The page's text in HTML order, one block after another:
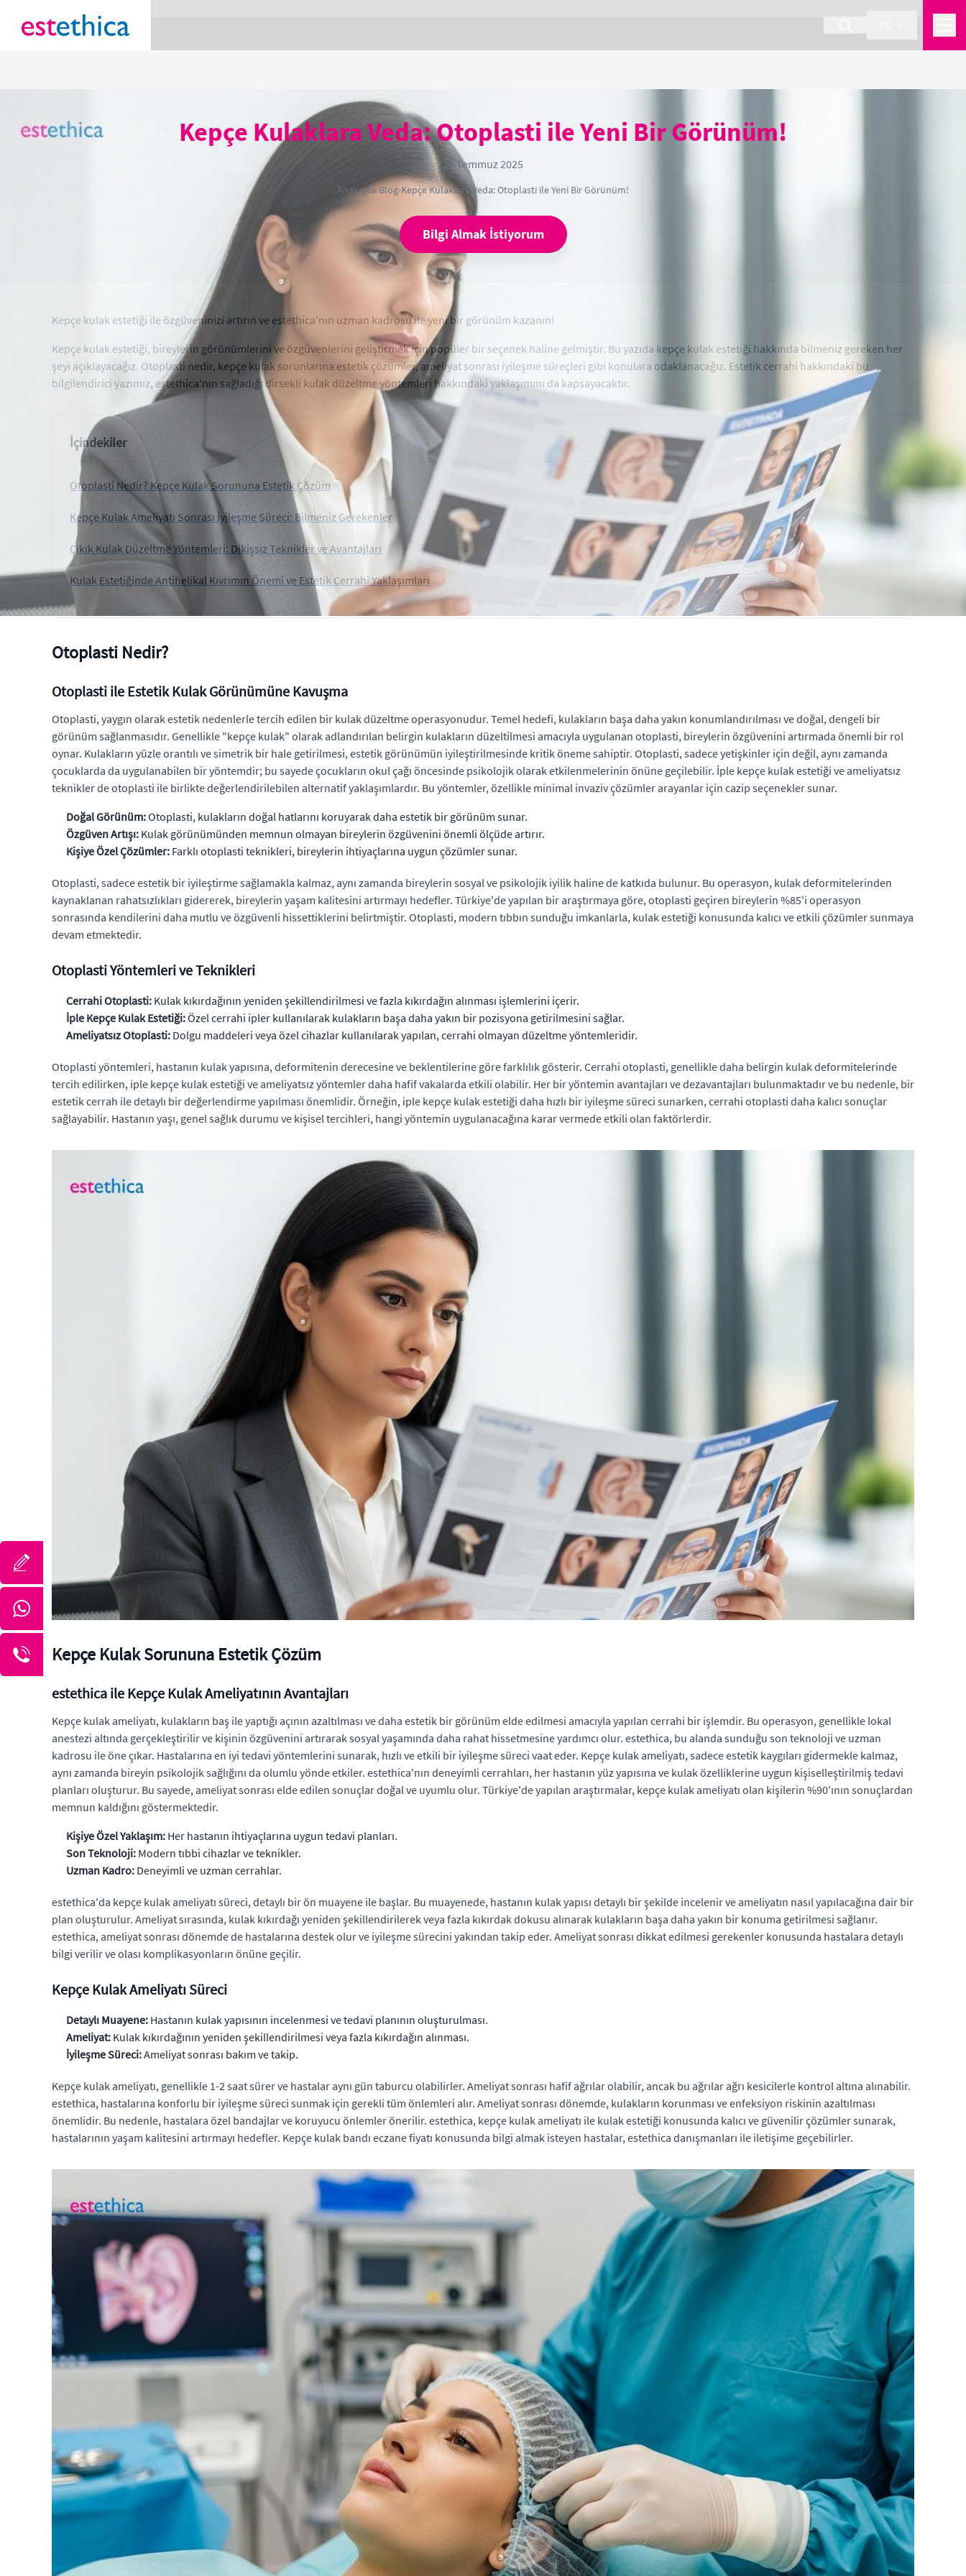
Kepçe Kulaklara Veda: Otoplasti ile Yeni Bir Görünüm!
29 Temmuz 2025
Anasayfa›Blog›Kepçe Kulaklara Veda: Otoplasti ile Yeni Bir Görünüm!
Bilgi Almak İstiyorum
Kepçe kulak estetiği ile özgüveninizi artırın ve estethica'nın uzman kadrosu ile yeni bir görünüm kazanın!
Kepçe kulak estetiği, bireylerin görünümlerini ve özgüvenlerini geliştirmek için popüler bir seçenek haline gelmiştir. Bu yazıda kepçe kulak estetiği hakkında bilmeniz gereken her
şeyi açıklayacağız. Otoplasti nedir, kepçe kulak sorunlarına estetik çözümler, ameliyat sonrası iyileşme süreçleri gibi konulara odaklanacağız. Estetik cerrahi hakkındaki bu
bilgilendirici yazımız, estethica'nın sağladığı dirsekli kulak düzeltme yöntemleri hakkındaki yaklaşımını da kapsayacaktır.
İçindekiler
Otoplasti Nedir? Kepçe Kulak Sorununa Estetik Çözüm
Kepçe Kulak Ameliyatı Sonrası İyileşme Süreci: Bilmeniz Gerekenler
Çıkık Kulak Düzeltme Yöntemleri: Dikişsiz Teknikler ve Avantajları
Kulak Estetiğinde Antihelikal Kıvrımın Önemi ve Estetik Cerrahi Yaklaşımları
Otoplasti Nedir?
Otoplasti ile Estetik Kulak Görünümüne Kavuşma
Otoplasti, yaygın olarak estetik nedenlerle tercih edilen bir kulak düzeltme operasyonudur. Temel hedefi, kulakların başa daha yakın konumlandırılması ve doğal, dengeli bir
görünüm sağlanmasıdır. Genellikle "kepçe kulak" olarak adlandırılan belirgin kulakların düzeltilmesi amacıyla uygulanan otoplasti, bireylerin özgüvenini artırmada önemli bir rol
oynar. Kulakların yüzle orantılı ve simetrik bir hale getirilmesi, estetik görünümün iyileştirilmesinde kritik öneme sahiptir. Otoplasti, sadece yetişkinler için değil, aynı zamanda
çocuklarda da uygulanabilen bir yöntemdir; bu sayede çocukların okul çağı öncesinde psikolojik olarak etkilenmelerinin önüne geçilebilir. İple kepçe kulak estetiği ve ameliyatsız
teknikler de otoplasti ile birlikte değerlendirilebilen alternatif yaklaşımlardır. Bu yöntemler, özellikle minimal invaziv çözümler arayanlar için cazip seçenekler sunar.
Doğal Görünüm:Otoplasti, kulakların doğal hatlarını koruyarak daha estetik bir görünüm sunar.
Özgüven Artışı: Kulak görünümünden memnun olmayan bireylerin özgüvenini önemli ölçüde artırır.
Kişiye Özel Çözümler: Farklı otoplasti teknikleri, bireylerin ihtiyaçlarına uygun çözümler sunar.
Otoplasti, sadece estetik bir iyileştirme sağlamakla kalmaz, aynı zamanda bireylerin sosyal ve psikolojik iyilik haline de katkıda bulunur. Bu operasyon, kulak deformitelerinden
kaynaklanan rahatsızlıkları gidererek, bireylerin yaşam kalitesini artırmayı hedefler. Türkiye'de yapılan bir araştırmaya göre, otoplasti geçiren bireylerin %85'i operasyon
sonrasında kendilerini daha mutlu ve özgüvenli hissettiklerini belirtmiştir. Otoplasti, modern tıbbın sunduğu imkanlarla, kulak estetiği konusunda kalıcı ve etkili çözümler sunmaya
devam etmektedir.
Otoplasti Yöntemleri ve Teknikleri
Cerrahi Otoplasti: Kulak kıkırdağının yeniden şekillendirilmesi ve fazla kıkırdağın alınması işlemlerini içerir.
İple Kepçe Kulak Estetiği:Özel cerrahi ipler kullanılarak kulakların başa daha yakın bir pozisyona getirilmesini sağlar.
Ameliyatsız Otoplasti: Dolgu maddeleri veya özel cihazlar kullanılarak yapılan, cerrahi olmayan düzeltme yöntemleridir.
Otoplasti yöntemleri, hastanın kulak yapısına, deformitenin derecesine ve beklentilerine göre farklılık gösterir. Cerrahi otoplasti, genellikle daha belirgin kulak deformitelerinde
tercih edilirken, iple kepçe kulak estetiği ve ameliyatsız yöntemler daha hafif vakalarda etkili olabilir. Her bir yöntemin avantajları ve dezavantajları bulunmaktadır ve bu nedenle, bir
estetik cerrah ile detaylı bir değerlendirme yapılması önemlidir. Örneğin, iple kepçe kulak estetiği daha hızlı bir iyileşme süreci sunarken, cerrahi otoplasti daha kalıcı sonuçlar
sağlayabilir. Hastanın yaşı, genel sağlık durumu ve kişisel tercihleri, hangi yöntemin uygulanacağına karar vermede etkili olan faktörlerdir.
Kepçe Kulak Sorununa Estetik Çözüm
estethica ile Kepçe Kulak Ameliyatının Avantajları
Kepçe kulak ameliyatı, kulakların baş ile yaptığı açının azaltılması ve daha estetik bir görünüm elde edilmesi amacıyla yapılan cerrahi bir işlemdir. Bu operasyon, genellikle lokal
anestezi altında gerçekleştirilir ve kişinin özgüvenini artırarak sosyal yaşamında daha rahat hissetmesine yardımcı olur. estethica, bu alanda sunduğu son teknoloji ve uzman
kadrosu ile öne çıkar. Hastalarına en iyi tedavi yöntemlerini sunarak, hızlı ve etkili bir iyileşme süreci vaat eder. Kepçe kulak ameliyatı, sadece estetik kaygıları gidermekle kalmaz,
aynı zamanda bireyin psikolojik sağlığını da olumlu yönde etkiler. estethica'nın deneyimli cerrahları, her hastanın yüz yapısına ve kulak özelliklerine uygun kişiselleştirilmiş tedavi
planları oluşturur. Bu sayede, ameliyat sonrası elde edilen sonuçlar doğal ve uyumlu olur. Türkiye'de yapılan araştırmalar, kepçe kulak ameliyatı olan kişilerin %90'ının sonuçlardan
memnun kaldığını göstermektedir.
Kişiye Özel Yaklaşım: Her hastanın ihtiyaçlarına uygun tedavi planları.
Son Teknoloji: Modern tıbbi cihazlar ve teknikler.
Uzman Kadro: Deneyimli ve uzman cerrahlar.
estethica'da kepçe kulak ameliyatı süreci, detaylı bir ön muayene ile başlar. Bu muayenede, hastanın kulak yapısı detaylı bir şekilde incelenir ve ameliyatın nasıl yapılacağına dair bir
plan oluşturulur. Ameliyat sırasında, kulak kıkırdağı yeniden şekillendirilerek veya fazla kıkırdak dokusu alınarak kulakların başa daha yakın bir konuma getirilmesi sağlanır.
estethica, ameliyat sonrası dönemde de hastalarına destek olur ve iyileşme sürecini yakından takip eder. Ameliyat sonrası dikkat edilmesi gerekenler konusunda hastalara detaylı
bilgi verilir ve olası komplikasyonların önüne geçilir.
Kepçe Kulak Ameliyatı Süreci
Detaylı Muayene: Hastanın kulak yapısının incelenmesi ve tedavi planının oluşturulması.
Ameliyat: Kulak kıkırdağının yeniden şekillendirilmesi veya fazla kıkırdağın alınması.
İyileşme Süreci:Ameliyat sonrası bakım ve takip.
Kepçe kulak ameliyatı, genellikle 1-2 saat sürer ve hastalar aynı gün taburcu olabilirler. Ameliyat sonrası hafif ağrılar olabilir, ancak bu ağrılar ağrı kesicilerle kontrol altına alınabilir.
estethica, hastalarına konforlu bir iyileşme süreci sunmak için gerekli tüm önlemleri alır. Ameliyat sonrası dönemde, kulakların korunması ve enfeksiyon riskinin azaltılması
önemlidir. Bu nedenle, hastalara özel bandajlar ve koruyucu önlemler önerilir. estethica, kepçe kulak ameliyatı ile kulak estetiği konusunda kalıcı ve güvenilir çözümler sunarak,
hastalarının yaşam kalitesini artırmayı hedefler. Kepçe kulak bandı eczane fiyatı konusunda bilgi almak isteyen hastalar, estethica danışmanları ile iletişime geçebilirler.